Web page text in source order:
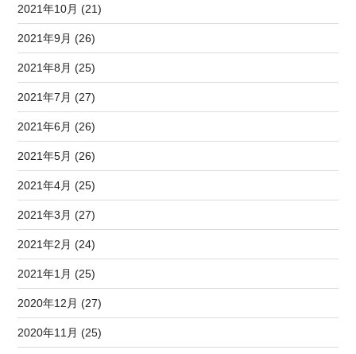
2021年10月 (21)
2021年9月 (26)
2021年8月 (25)
2021年7月 (27)
2021年6月 (26)
2021年5月 (26)
2021年4月 (25)
2021年3月 (27)
2021年2月 (24)
2021年1月 (25)
2020年12月 (27)
2020年11月 (25)